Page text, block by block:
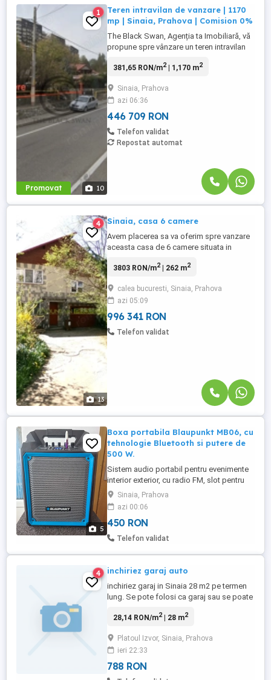
Promovat 10
1
Teren intravilan de vanzare | 1170
mp | Sinaia, Prahova | Comision 0%
The Black Swan, Agenția ta Imobiliară, vă
propune spre vânzare un teren intravilan
apreciate zone din Sinaia, Prahova, cu
București, nr. 68. Această locație oferă un
echilibru ideal între liniștea montană și
accesul ...
381,65 RON/m2| 1,170 m2
Sinaia, Prahova
azi 06:36
446 709 RON
Telefon validat
Repostat automat
13
4 Sinaia, casa 6 camere
Avem placerea sa va oferim spre vanzare
aceasta casa de 6 camere situata in
amplasata proprietatea este apreciata
si accesul facil catre centrul orasului,
restaurante, hoteluri si principalele atractii
turistice. Amplasarea ...
3803 RON/m2| 262 m2
calea bucuresti, Sinaia, Prahova
azi 05:09
996 341 RON
Telefon validat
5
Boxa portabila Blaupunkt MB06, cu
tehnologie Bluetooth si putere de
500 W.
Sistem audio portabil pentru evenimente
interior exterior, cu radio FM, slot pentru
carduri SD, USB, intrare auxiliara pentru
cablu audio sau video, Karaoke sau
prezentari cu ajutorul microfonului inclus.
Acces usor la toate acestea cu ajutorul
telecomenzii incluse. Usor de transportat
Sinaia, Prahova
azi 00:06
450 RON
Telefon validat
4 inchiriez garaj auto
inchiriez garaj in Sinaia 28 m2 pe termen
lung. Se pote folosi ca garaj sau se poate
28,14 RON/m2| 28 m2
Platoul Izvor, Sinaia, Prahova
ieri 22:33
788 RON